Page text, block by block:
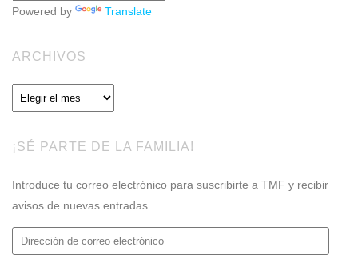
Powered by Translate
ARCHIVOS
Archivos
¡SÉ PARTE DE LA FAMILIA!
Introduce tu correo electrónico para suscribirte a TMF y recibir
avisos de nuevas entradas.
Dirección